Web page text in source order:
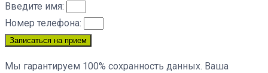
Введите имя:
Номер телефона:
Записаться на прием
Мы гарантируем 100% сохранность данных. Ваша